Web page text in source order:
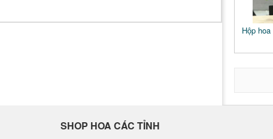
Hộp
SHOP HOA CÁC TỈNH